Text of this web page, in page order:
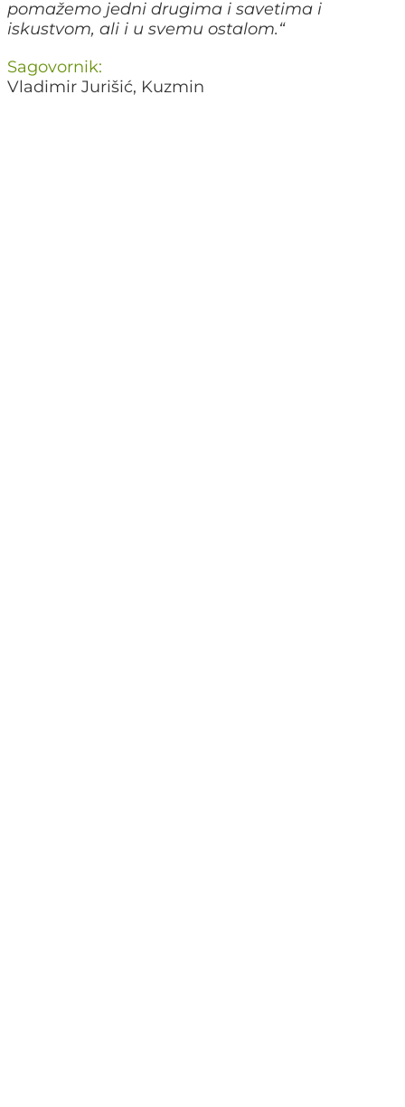
pomažemo jedni drugima i savetima i
iskustvom, ali i u svemu ostalom.“
Sagovornik:
Vladimir Jurišić, Kuzmin